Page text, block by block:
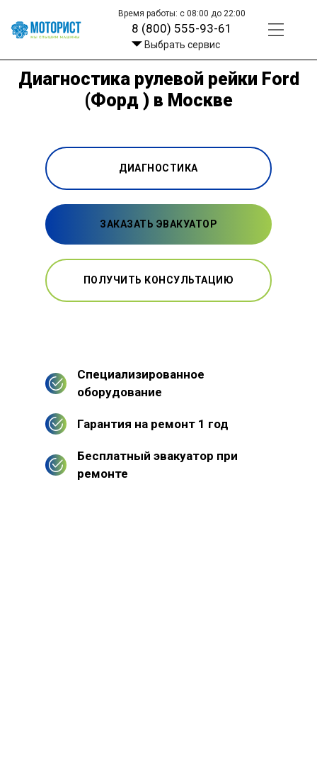
Время работы: с 08:00 до 22:00
8 (800) 555-93-61
Выбрать сервис
Диагностика рулевой рейки Ford
(Форд ) в Москве
ДИАГНОСТИКА
ЗАКАЗАТЬ ЭВАКУАТОР
ПОЛУЧИТЬ КОНСУЛЬТАЦИЮ
Специализированное
оборудование
Гарантия на ремонт 1 год
Бесплатный эвакуатор при
ремонте